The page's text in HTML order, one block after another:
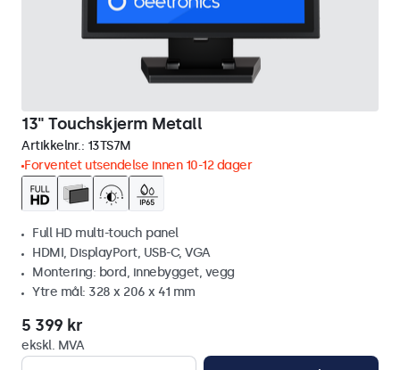
13" Touchskjerm Metall
Artikkelnr.: 13TS7M
Forventet utsendelse innen 10-12 dager
Full HD multi-touch panel
HDMI, DisplayPort, USB-C, VGA
Montering: bord, innebygget, vegg
Ytre mål: 328 x 206 x 41 mm
5 399 kr
ekskl. MVA